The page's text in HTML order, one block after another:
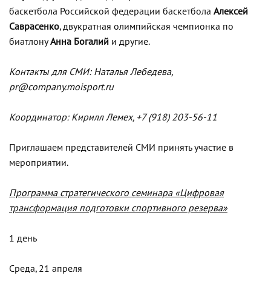
баскетбола Российской федерации баскетбола Алексей
Саврасенко, двукратная олимпийская чемпионка по
биатлонуАнна Богалий и другие.
Контакты для СМИ: Наталья Лебедева,
pr@company.moisport.ru
Координатор: Кирилл Лемех, +7 (918) 203-56-11
Приглашаем представителей СМИ принять участие в
мероприятии.
Программа стратегического семинара «Цифровая
трансформация подготовки спортивного резерва»
1 день
Среда, 21 апреля